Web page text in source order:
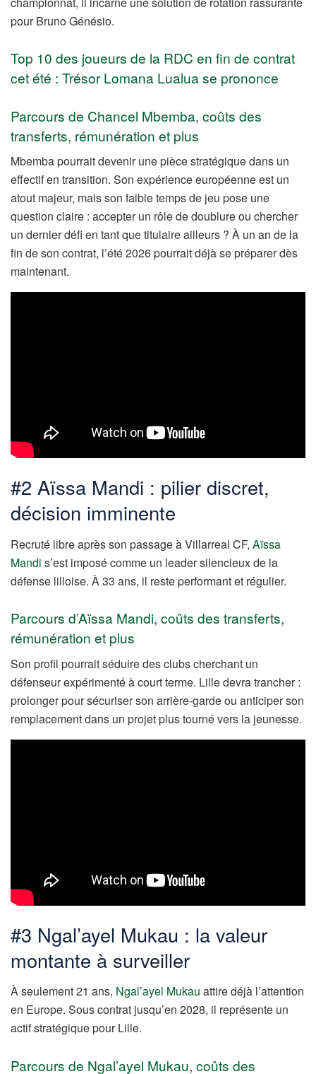
pour Bruno Génésio.
Top 10 des joueurs de la RDC en fin de contrat
cet été : Trésor Lomana Lualua se prononce
Parcours de Chancel Mbemba, coûts des
transferts, rémunération et plus
Mbemba pourrait devenir une pièce stratégique dans un
effectif en transition. Son expérience européenne est un
atout majeur, mais son faible temps de jeu pose une
question claire : accepter un rôle de doublure ou chercher
un dernier défi en tant que titulaire ailleurs ? À un an de la
fin de son contrat, l’été 2026 pourrait déjà se préparer dès
maintenant.
#2 Aïssa Mandi : pilier discret,
décision imminente
Recruté libre après son passage à Villarreal CF, Aïssa
Mandi s’est imposé comme un leader silencieux de la
défense lilloise. À 33 ans, il reste performant et régulier.
Parcours d’Aïssa Mandi, coûts des transferts,
rémunération et plus
Son profil pourrait séduire des clubs cherchant un
défenseur expérimenté à court terme. Lille devra trancher :
prolonger pour sécuriser son arrière-garde ou anticiper son
remplacement dans un projet plus tourné vers la jeunesse.
#3 Ngal’ayel Mukau : la valeur
montante à surveiller
À seulement 21 ans, Ngal’ayel Mukau attire déjà l’attention
en Europe. Sous contrat jusqu’en 2028, il représente un
actif stratégique pour Lille.
Parcours de Ngal’ayel Mukau, coûts des